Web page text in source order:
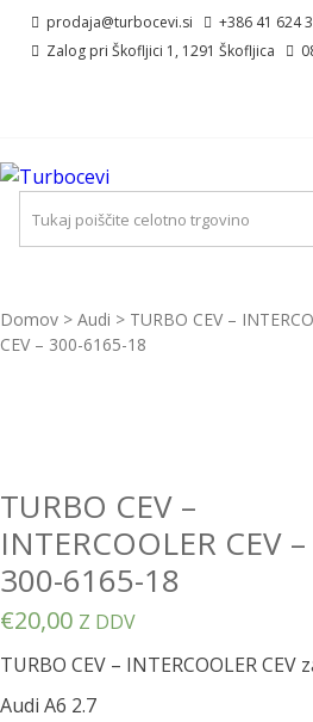
Skip
Skip prodaja@turbocevi.si
+386 41 624
Zalog pri Škofljici 1, 1291 Škofljica
TURBOCEVI
Domov > Audi > TURBO CEV –
CEV – 300-6165-18
TURBO CEV –
INTERCOOLER CEV –
300-6165-18
€20,00 Z DDV
TURBO CEV – INTERCOOLER CEV
Audi A6 2.7